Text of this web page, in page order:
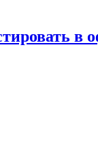
в